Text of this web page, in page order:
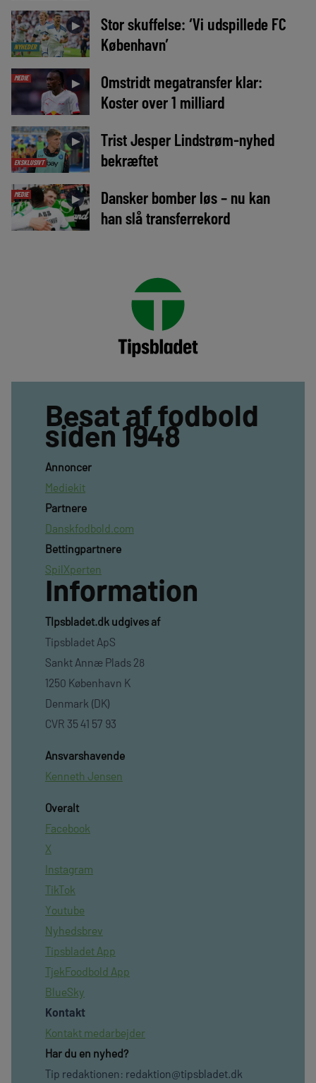
NYHEDER
►
Stor skuffelse: ‘Vi udspillede FC
København’
MEDIE ►
Omstridt megatransfer klar:
Koster over 1 milliard
EKSKLUSIVT
►
Trist Jesper Lindstrøm-nyhed
bekræftet
MEDIE ►
Dansker bomber løs – nu kan
han slå transferrekord
Besat af fodbold
siden 1948
Annoncer
Mediekit
Partnere
Danskfodbold.com
Bettingpartnere
SpilXperten
Information
TIpsbladet.dk udgives af
Tipsbladet ApS
Sankt Annæ Plads 28
1250 København K
Denmark (DK)
CVR 35 41 57 93
Ansvarshavende
Kenneth Jensen
Overalt
Facebook
X
Instagram
TikTok
Youtube
Nyhedsbrev
Tipsbladet App
TjekFoodbold App
BlueSky
Kontakt
Kontakt medarbejder
Har du en nyhed?
Tip redaktionen: redaktion@tipsbladet.dk